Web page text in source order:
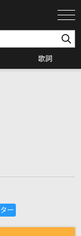
歌詞